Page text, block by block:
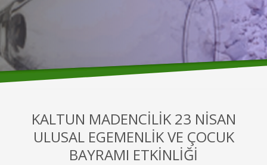
KALTUN MADENCİLİK 23 NİSAN
ULUSAL EGEMENLİK VE ÇOCUK
BAYRAMI ETKİNLİĞİ